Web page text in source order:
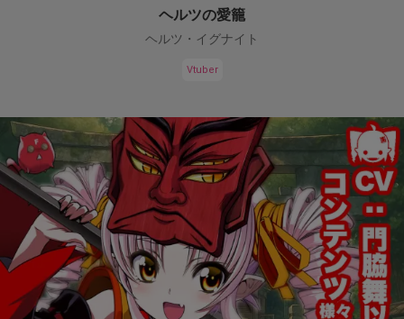
ヘルツの愛籠
ヘルツ・イグナイト
Vtuber